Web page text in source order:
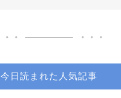
今日読まれた人気記事